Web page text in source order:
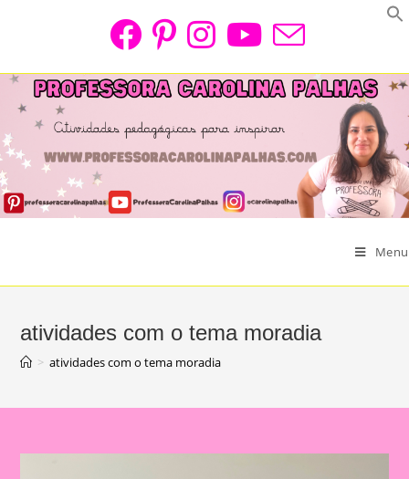
Menu
atividades com o tema moradia
> atividades com o tema moradia